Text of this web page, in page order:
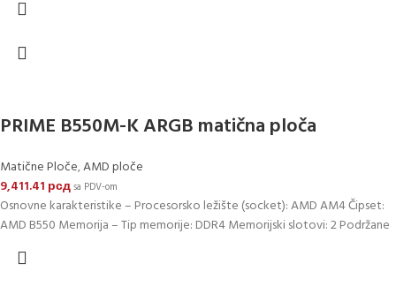
PRIME B550M-K ARGB matična ploča
Matične Ploče,AMD ploče
9,411.41 рсдsa PDV-om
Osnovne karakteristike – Procesorsko ležište (socket): AMD AM4 Čipset:
AMD B550 Memorija – Tip memorije: DDR4 Memorijski slotovi: 2 Podržane